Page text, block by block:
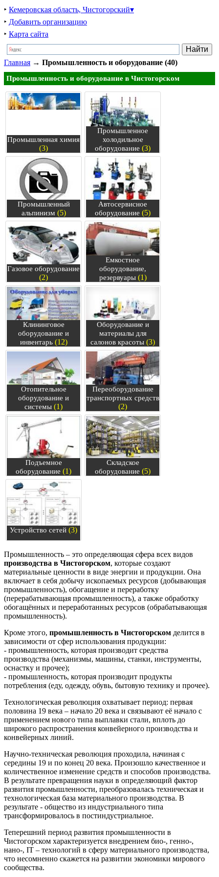
‣ Кемеровская область, Чистогорский▾
‣ Добавить организацию
‣ Карта сайта
Главная → Промышленность и оборудование (40)
Промышленность и оборудование в Чистогорском
Промышленная химия
(3)
Промышленное
холодильное
оборудование (3)
Промышленный
альпинизм (5)
Автосервисное
оборудование (5)
Газовое оборудование
(2)
Емкостное
оборудование,
резервуары(1)
Клининговое
оборудование и
инвентарь(12)
Оборудование и
материалы для
салонов красоты (3)
Отопительное
оборудование и
системы (1)
Переоборудование
транспортных средств
(2)
Подъемное
оборудование (1)
Складское
оборудование (5)
Устройство сетей (3)
Промышленность – это определяющая сфера всех видов
производства в Чистогорском, которые создают
материальные ценности в виде энергии и продукции. Она
включает в себя добычу ископаемых ресурсов (добывающая
промышленность), обогащение и переработку
(перерабатывающая промышленность), а также обработку
обогащённых и переработанных ресурсов (обрабатывающая
промышленность).
Кроме этого, промышленность в Чистогорском делится в
зависимости от сфер использования продукции:
- промышленность, которая производит средства
производства (механизмы, машины, станки, инструменты,
оснастку и прочее);
- промышленность, которая производит продукты
потребления (еду, одежду, обувь, бытовую технику и прочее).
Технологическая революция охватывает период: первая
половина 19 века – начало 20 века и связывают её начало с
применением нового типа выплавки стали, вплоть до
широкого распространения конвейерного производства и
конвейерных линий.
Научно-техническая революция проходила, начиная с
середины 19 и по конец 20 века. Произошло качественное и
количественное изменение средств и способов производства.
В результате превращения науки в определяющий фактор
развития промышленности, преобразовалась техническая и
технологическая база материального производства. В
результате - общество из индустриального типа
трансформировалось в постиндустриальное.
Теперешний период развития промышленности в
Чистогорском характеризуется внедрением био-, генно-,
нано-, IT – технологий в сферу материального производства,
что несомненно скажется на развитии экономики мирового
сообщества.